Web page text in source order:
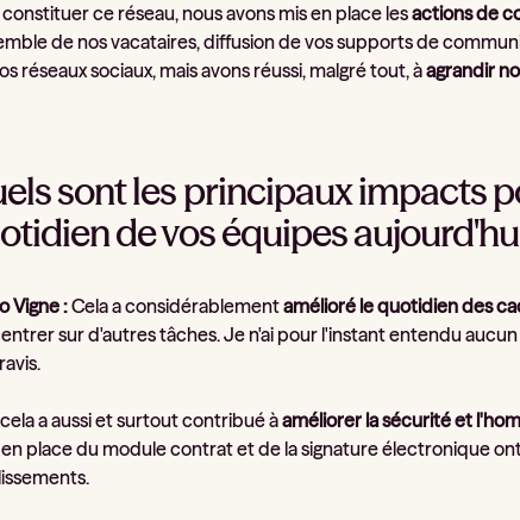
ce réseau, nous avons mis en place lesactions de
de nos vacataires, diffusion de vos supports de
réseaux sociaux, mais avons réussi, malgré tout, àagrandir
sont les principaux impacts
de vos équipes
Vigne :Cela a considérablementamélioré le quotidien des
sur d'autres tâches. Je n'ai pour l'instant entendu
a aussi et surtout contribué àaméliorer la sécurité et
place du module contrat et de la signature électronique